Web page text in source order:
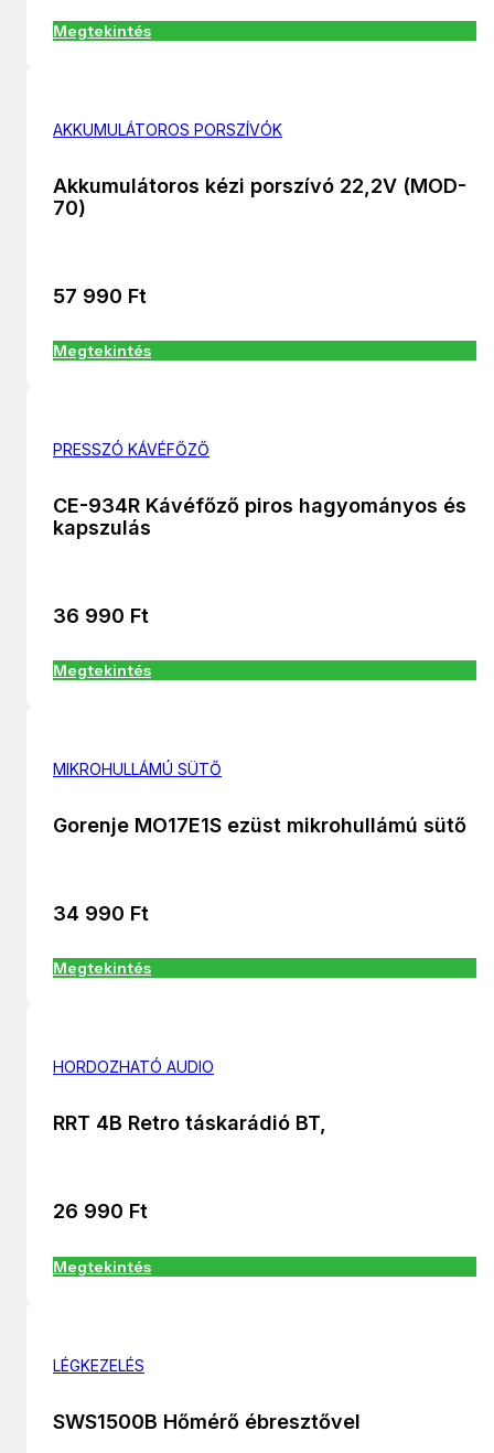
Megtekintés
AKKUMULÁTOROS PORSZÍVÓK
Akkumulátoros kézi porszívó 22,2V (MOD-
70)
57 990 Ft
Megtekintés
PRESSZÓ KÁVÉFŐZŐ
CE-934R Kávéfőző piros hagyományos és
kapszulás
36 990 Ft
Megtekintés
MIKROHULLÁMÚ SÜTŐ
Gorenje MO17E1S ezüst mikrohullámú sütő
34 990 Ft
Megtekintés
HORDOZHATÓ AUDIO
RRT 4B Retro táskarádió BT,
26 990 Ft
Megtekintés
LÉGKEZELÉS
SWS1500B Hőmérő ébresztővel